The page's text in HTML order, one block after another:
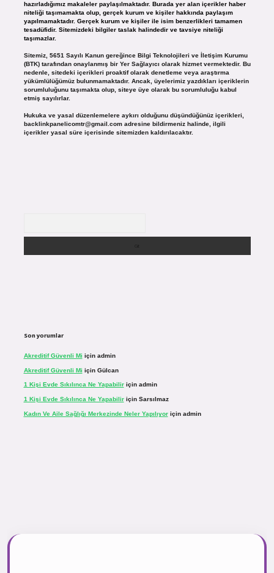
hazırladığımız makaleler paylaşılmaktadır. Burada yer alan içerikler haber
niteliği taşımamakta olup, gerçek kurum ve kişiler hakkında paylaşım
yapılmamaktadır. Gerçek kurum ve kişiler ile isim benzerlikleri tamamen
tesadüfidir. Sitemizdeki bilgiler taslak halindedir ve tavsiye niteliği
taşımazlar.
Sitemiz, 5651 Sayılı Kanun gereğince Bilgi Teknolojileri ve İletişim Kurumu
(BTK) tarafından onaylanmış bir Yer Sağlayıcı olarak hizmet vermektedir. Bu
nedenle, sitedeki içerikleri proaktif olarak denetleme veya araştırma
yükümlülüğümüz bulunmamaktadır. Ancak, üyelerimiz yazdıkları içeriklerin
sorumluluğunu taşımakta olup, siteye üye olarak bu sorumluluğu kabul
etmiş sayılırlar.
Hukuka ve yasal düzenlemelere aykırı olduğunu düşündüğünüz içerikleri,
backlinkpanelicomtr@gmail.comadresine bildirmeniz halinde, ilgili
içerikler yasal süre içerisinde sitemizden kaldırılacaktır.
Son yorumlar
Akreditif Güvenli Mi için admin
Akreditif Güvenli Mi için Gülcan
1 Kişi Evde Sıkılınca Ne Yapabiliriçin admin
1 Kişi Evde Sıkılınca Ne Yapabiliriçin Sarsılmaz
Kadın Ve Aile Sağlığı Merkezinde Neler Yapılıyoriçin admin